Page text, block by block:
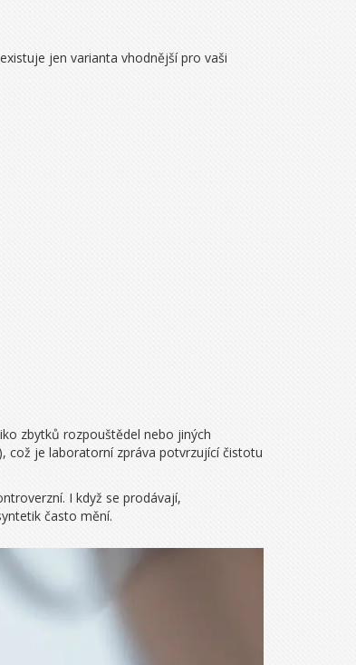
jen varianta vhodnější pro vaši
zbytků rozpouštědel nebo jiných
, což je laboratorní zpráva potvrzující čistotu
I když se prodávají,
často mění.